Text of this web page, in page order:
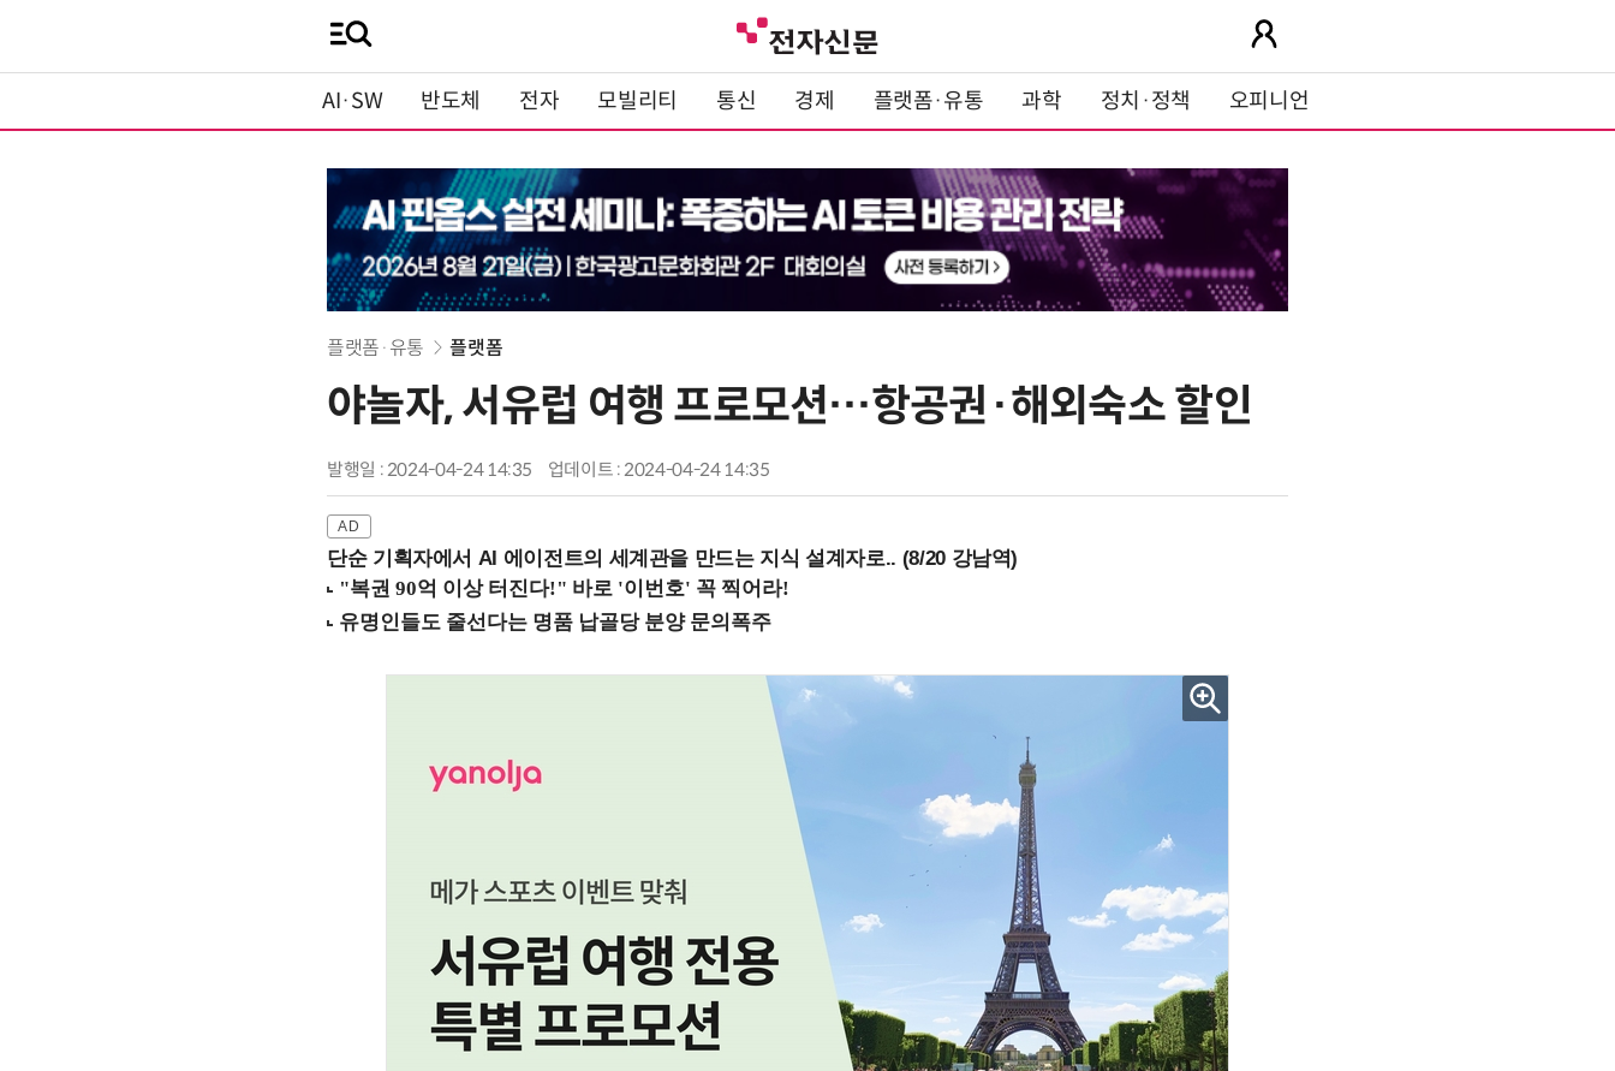
AI·SW 반도체 전자 모빌리티 통신 경제 플랫폼·유통 과학 정치·정책 오피니언
플랫폼·유통 플랫폼
야놀자, 서유럽 여행 프로모션…항공권·해외숙소 할인
발행일 : 2024-04-24 14:35 업데이트 : 2024-04-24 14:35
단순 기획자에서 AI 에이전트의 세계관을 만드는 지식 설계자로.. (8/20 강남역)